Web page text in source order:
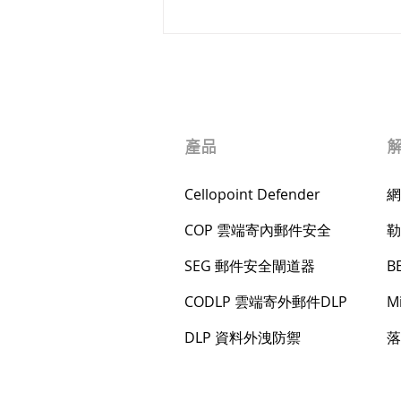
建立戰略經銷合作夥伴關係聯
產品
Cellopoint Defender
COP 雲端寄內郵件安全
SEG 郵件安全閘道器
CODLP 雲端寄外郵件DLP
DLP 資料外洩防禦